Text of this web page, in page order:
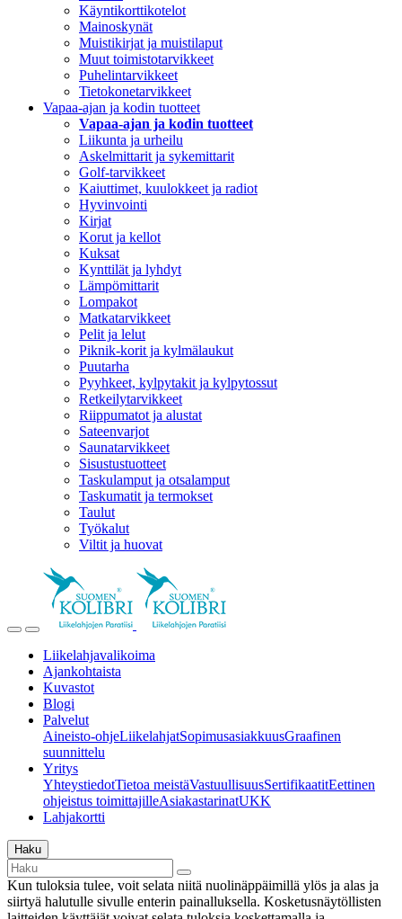
Käyntikorttikotelot
Mainoskynät
Muistikirjat ja muistilaput
Muut toimistotarvikkeet
Puhelintarvikkeet
Tietokonetarvikkeet
Vapaa-ajan ja kodin tuotteet
Vapaa-ajan ja kodin tuotteet
Liikunta ja urheilu
Askelmittarit ja sykemittarit
Golf-tarvikkeet
Kaiuttimet, kuulokkeet ja radiot
Hyvinvointi
Kirjat
Korut ja kellot
Kuksat
Kynttilät ja lyhdyt
Lämpömittarit
Lompakot
Matkatarvikkeet
Pelit ja lelut
Piknik-korit ja kylmälaukut
Puutarha
Pyyhkeet, kylpytakit ja kylpytossut
Retkeilytarvikkeet
Riippumatot ja alustat
Sateenvarjot
Saunatarvikkeet
Sisustustuotteet
Taskulamput ja otsalamput
Taskumatit ja termokset
Taulut
Työkalut
Viltit ja huovat
Liikelahjavalikoima
Ajankohtaista
Kuvastot
Blogi
Palvelut
Aineisto-ohjeLiikelahjatSopimusasiakkuusGraafinen
suunnittelu
Yritys
YhteystiedotTietoa meistäVastuullisuusSertifikaatitEettinen
ohjeistus toimittajilleAsiakastarinatUKK
Lahjakortti
Haku
Kun tuloksia tulee, voit selata niitä nuolinäppäimillä ylös ja alas ja
siirtyä halutulle sivulle enterin painalluksella. Kosketusnäytöllisten